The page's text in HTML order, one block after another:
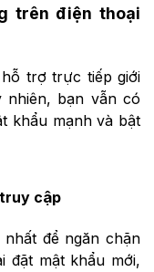
trên điện thoại
trợ trực tiếp giới
nhiên, bạn vẫn có
khẩu mạnh và bật
cập
để ngăn chặn
đặt mật khẩu mới,